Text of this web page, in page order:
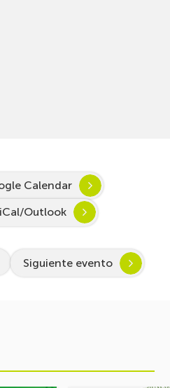
Calendar
Outlook
Siguiente evento